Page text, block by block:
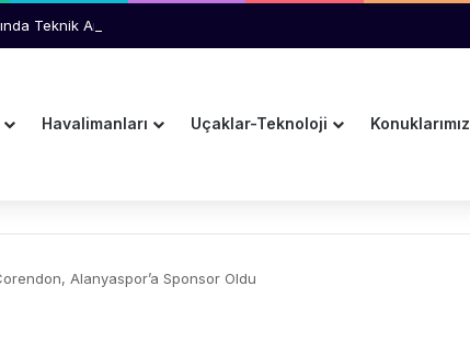
Teknik Arıza İhtimali İnceleniyor
Havalimanları Uçaklar-Teknoloji Konuklarımız
Alanyaspor’a Sponsor Oldu